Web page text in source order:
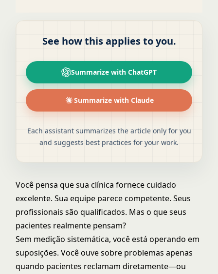
See how this applies to you.
Summarize with ChatGPT
Summarize with Claude
Each assistant summarizes the article only for you
and suggests best practices for your work.
Você pensa que sua clínica fornece cuidado
excelente. Sua equipe parece competente. Seus
profissionais são qualificados. Mas o que seus
pacientes realmente pensam?
Sem medição sistemática, você está operando em
suposições. Você ouve sobre problemas apenas
quando pacientes reclamam diretamente—ou